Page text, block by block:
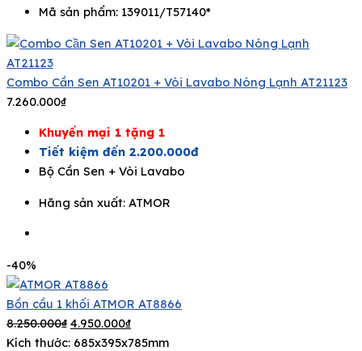
Mã sản phẩm: 139011/T57140*
Combo Cần Sen AT10201 + Vòi Lavabo Nóng Lạnh AT21123
7.260.000₫
Khuyến mại 1 tặng 1
Tiết kiệm đến 2.200.000đ
Bộ Cần Sen + Vòi Lavabo
Hãng sản xuất: ATMOR
-40%
Bồn cầu 1 khối ATMOR AT8866
8.250.000₫ 4.950.000₫
Kích thước: 685x395x785mm